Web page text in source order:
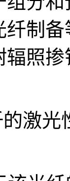
制
辐照
激